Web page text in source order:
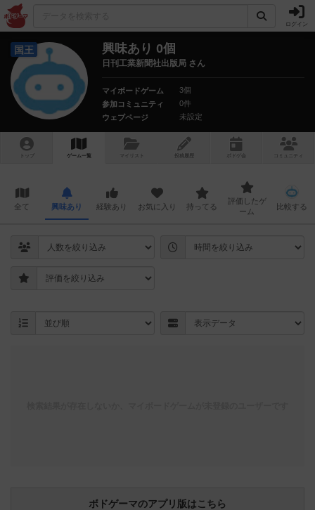
ログイン
国王 興味あり 0個
日刊工業新聞社出版局 さん
マイボードゲーム
3個
参加コミュニティ
0件
ウェブページ
未設定
トップ ゲーム一覧 マイリスト 投稿履歴 ボ ドゲ コミュニティ
全て 興味あり 経験あり お気に入り 持ってる
評価したゲ
ーム
比較する
ボドゲーマのアプリ版はこちら